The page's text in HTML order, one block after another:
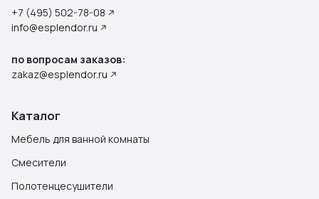
+7 (495) 502-78-08
info@esplendor.ru
по вопросам заказов:
zakaz@esplendor.ru
Каталог
Мебель для ванной комнаты
Смесители
Полотенцесушители